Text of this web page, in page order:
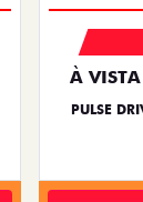
À
PULSE